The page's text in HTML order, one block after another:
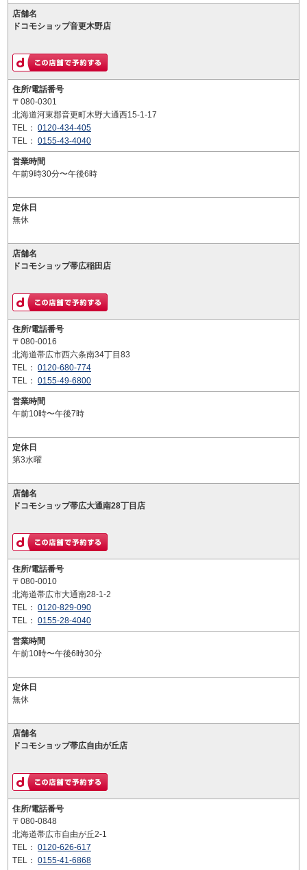
店舗名
ドコモショップ音更木野店
住所/電話番号
〒080-0301
北海道河東郡音更町木野大通西15-1-17
TEL： 0120-434-405
TEL： 0155-43-4040
営業時間
午前9時30分〜午後6時
定休日
無休
店舗名
ドコモショップ帯広稲田店
住所/電話番号
〒080-0016
北海道帯広市西六条南34丁目83
TEL： 0120-680-774
TEL： 0155-49-6800
営業時間
午前10時〜午後7時
定休日
第3水曜
店舗名
ドコモショップ帯広大通南28丁目店
住所/電話番号
〒080-0010
北海道帯広市大通南28-1-2
TEL： 0120-829-090
TEL： 0155-28-4040
営業時間
午前10時〜午後6時30分
定休日
無休
店舗名
ドコモショップ帯広自由が丘店
住所/電話番号
〒080-0848
北海道帯広市自由が丘2-1
TEL： 0120-626-617
TEL： 0155-41-6868